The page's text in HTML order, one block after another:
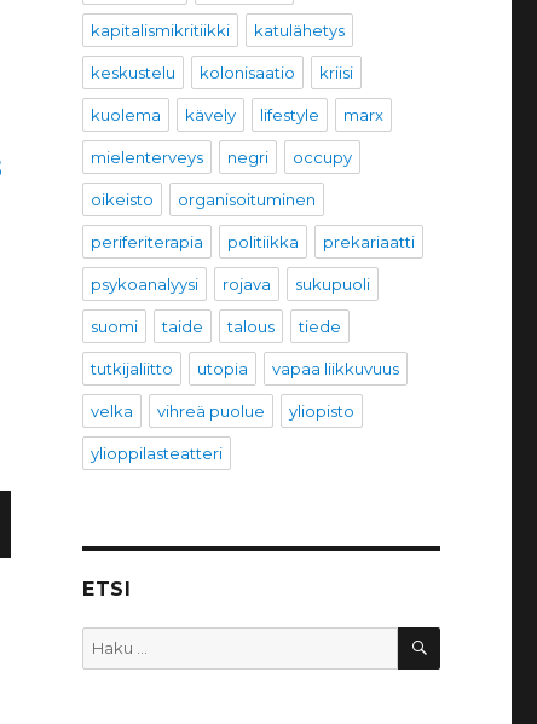
kapitalismikritiikki katulähetys
keskustelu kolonisaatio kriisi
kuolema kävely lifestyle marx
mielenterveys negri occupy
oikeisto organisoituminen
periferiterapia politiikka prekariaatti
psykoanalyysi rojava sukupuoli
suomi taide talous tiede
tutkijaliitto utopia vapaa liikkuvuus
velka vihreä puolue yliopisto
ylioppilasteatteri
ETSI
Etsi: HAKU